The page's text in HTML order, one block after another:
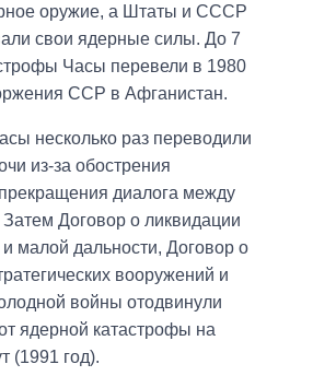
оружие, а Штаты и СССР
свои ядерные силы. До 7
Часы перевели в 1980
ССР в Афганистан.
несколько раз переводили
из-за обострения
диалога между
Договор о ликвидации
и малой дальности, Договор о
вооружений и
войны отодвинули
ядерной катастрофы на
(1991 год).